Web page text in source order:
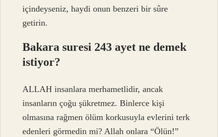
içindeyseniz, haydi onun benzeri bir sûre
getirin.
Bakara suresi 243 ayet ne demek
istiyor?
ALLAH insanlara merhametlidir, ancak
insanların çoğu şükretmez. Binlerce kişi
olmasına rağmen ölüm korkusuyla evlerini terk
edenleri görmedin mi? Allah onlara “Ölün!”